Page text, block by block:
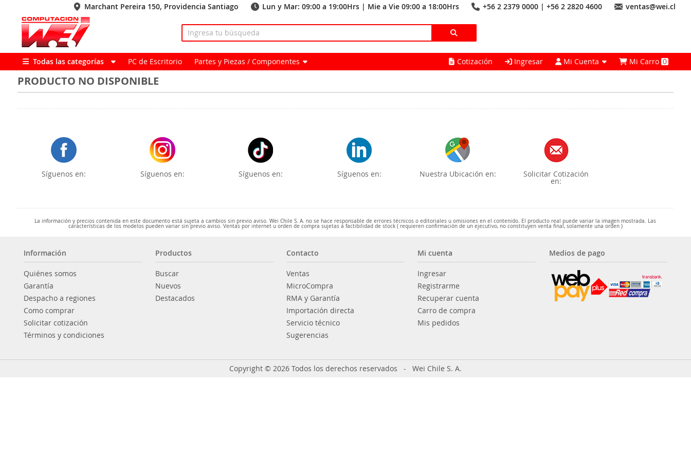
Marchant Pereira 150, Providencia Santiago Lun y Mar: 09:00 a 19:00Hrs | Mie a Vie 09:00 a 18:00Hrs +56 2 2379 0000 | +56 2 2820 4600 ventas@wei.cl
Todas las categorías PC de Escritorio Partes y Piezas / Componentes Cotización Ingresar Mi Cuenta Mi Carro0
PRODUCTO NO DISPONIBLE
Síguenos en: Síguenos en: Síguenos en: Síguenos en: Nuestra Ubicación en: Solicitar Cotización
en:
La información y precios contenida en este documento está sujeta a cambios sin previo aviso. Wei Chile S. A. no se hace responsable de errores técnicos o editoriales u omisiones en el contenido. El producto real puede variar la imagen mostrada. Las
características de los modelos pueden variar sin previo aviso. Ventas por internet u orden de compra sujetas a factibilidad de stock ( requieren confirmación de un ejecutivo, no constituyen venta final, solamente una orden )
Información
Quiénes somos
Garantía
Despacho a regiones
Como comprar
Solicitar cotización
Términos y condiciones
Productos
Buscar
Nuevos
Destacados
Contacto
Ventas
MicroCompra
RMA y Garantía
Importación directa
Servicio técnico
Sugerencias
Mi cuenta
Ingresar
Registrarme
Recuperar cuenta
Carro de compra
Mis pedidos
Medios de pago
Copyright © 2026 Todos los derechos reservados - Wei Chile S. A.